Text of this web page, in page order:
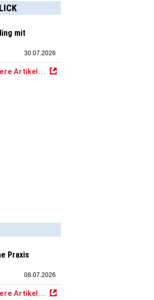
mit
30.07.2026
Artikel...
Praxis
08.07.2026
Artikel...